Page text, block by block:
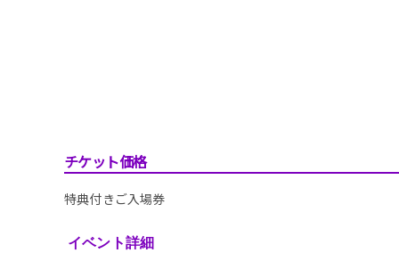
チケット価格
特典付きご入場券
イベント詳細